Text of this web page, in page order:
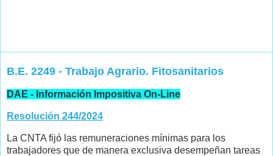
B.E. 2249 - Trabajo Agrario. Fitosanitarios
DAE - Información Impositiva On-Line
Resolución 244/2024
La CNTA fijó las remuneraciones mínimas para los
trabajadores que de manera exclusiva desempeñan tareas